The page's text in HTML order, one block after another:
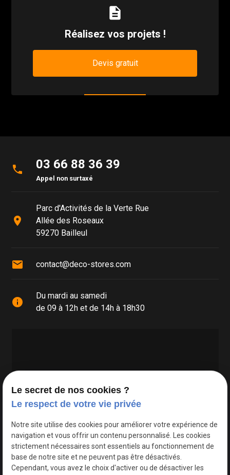
description
Réalisez vos projets !
Devis gratuit
phone 03 66 88 36 39
Appel non surtaxé
place
Parc d'Activités de la Verte Rue
Allée des Roseaux
59270 Bailleul
mail contact@deco-stores.com
info
Du mardi au samedi
de 09 à 12h et de 14h à 18h30
Google Maps Search API est désactivé.
Le secret de nos cookies ?
Le respect de votre vie privée
Notre site utilise des cookies pour améliorer votre expérience de
navigation et vous offrir un contenu personnalisé. Les cookies
strictement nécessaires sont essentiels au fonctionnement de
base de notre site et ne peuvent pas être désactivés.
Cependant, vous avez le choix d'activer ou de désactiver les